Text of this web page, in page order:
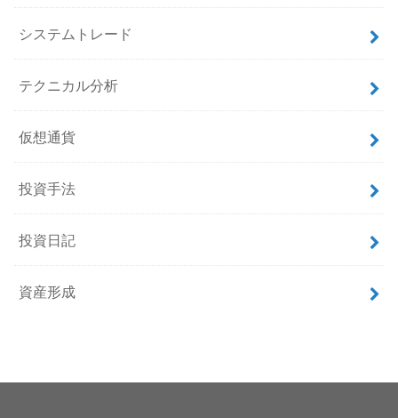
システムトレード
テクニカル分析
仮想通貨
投資手法
投資日記
資産形成